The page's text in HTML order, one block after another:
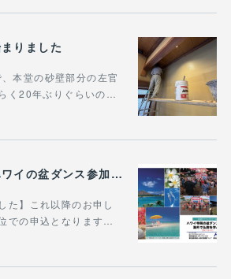
りました
本堂の砂壁部分の左官
く20年ぶりぐらいの…
【申込終了】夏のハワイの盆ダンス参加ツアー
た】これ以降のお申し
での申込となります…